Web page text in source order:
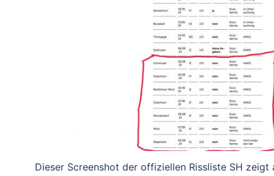
Dieser Screenshot der offiziellen Rissliste SH zeigt